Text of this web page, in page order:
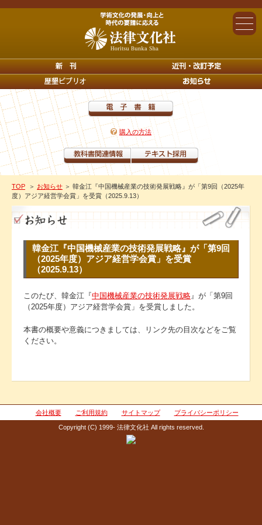
購入の方法
TOP ＞ お知らせ ＞ 韓金江『中国機械産業の技術発展戦略』が「第9回（2025年
度）アジア経営学会賞」を受賞（2025.9.13）
韓金江『中国機械産業の技術発展戦略』が「第9回
（2025年度）アジア経営学会賞」を受賞
（2025.9.13）
このたび、韓金江『中国機械産業の技術発展戦略』が「第9回
（2025年度）アジア経営学会賞」を受賞しました。
本書の概要や意義につきましては、リンク先の目次などをご覧
ください。
会社概要 ご利用規約 サイトマップ プライバシーポリシー
Copyright (C) 1999- 法律文化社 All rights reserved.